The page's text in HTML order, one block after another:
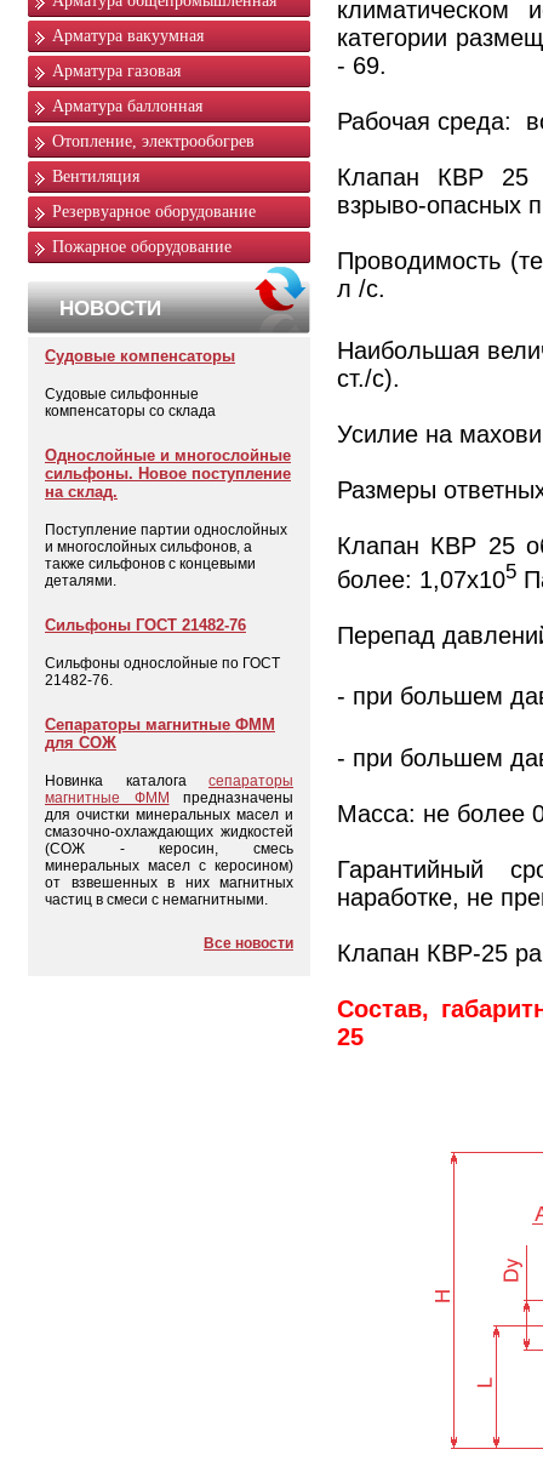
Арматура вакуумная
Арматура газовая
Арматура баллонная
Отопление, электрообогрев
Вентиляция
Резервуарное оборудование
Пожарное оборудование
НОВОСТИ
Судовые компенсаторы
Судовые сильфонные
компенсаторы со склада
Однослойные и многослойные
сильфоны. Новое поступление
на склад.
Поступление партии однослойных
и многослойных сильфонов, а
также сильфонов с концевыми
деталями.
Сильфоны ГОСТ 21482-76
Сильфоны однослойные по ГОСТ
21482-76.
Сепараторы магнитные ФММ
для СОЖ
Новинка каталога
сепараторы
магнитные ФММ
предназначены
для очистки минеральных масел и
смазочно-охлаждающих жидкостей
(СОЖ - керосин, смесь
минеральных масел с керосином)
от взвешенных в них магнитных
частиц в смеси с немагнитными.
Все новости
категории
- 69.
Рабочая среда:
Клапан КВР 25
взрыво-опасных
Проводимость
л /с.
Наибольшая
ст./c).
Усилие на
Размеры
Клапан КВР 25
более: 1,07х105
Перепад
- при большем
- при большем
Масса: не более
Гарантийный
наработке, не
Клапан КВР-25
Состав,
25